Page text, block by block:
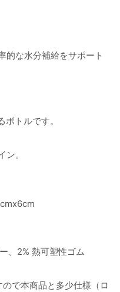
的な水分補給をサポート
トルです。
。
、2% 熱可塑性ゴム
で本商品と多少仕様（ロ